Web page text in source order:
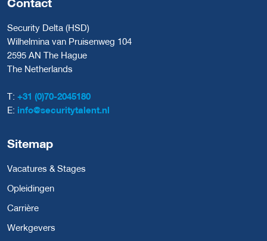
Security Delta (HSD)
Wilhelmina van Pruisenweg 104
2595 AN The Hague
The Netherlands
T: +31 (0)70-2045180
E: info@securitytalent.nl
Sitemap
Vacatures & Stages
Opleidingen
Carrière
Werkgevers